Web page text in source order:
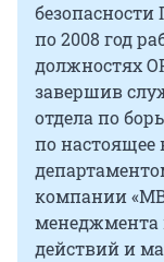
безопасности
по 2008 год
должностях
завершив
отдела по
по настоящее
компании
менеджмента
действий и